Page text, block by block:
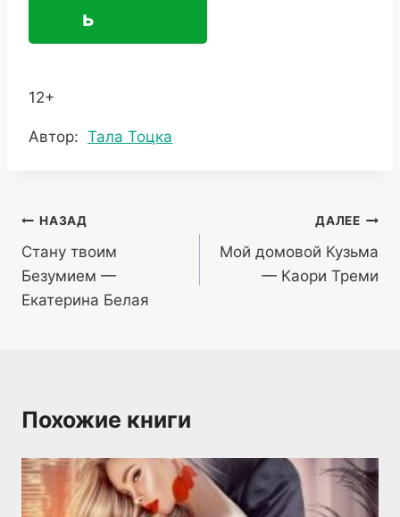
ь
12+
Метки
Автор: Тала Тоцка
Навигация
по
записям
НАЗАД
Стану твоим
Безумием —
Екатерина Белая
ДАЛЕЕ
Мой домовой Кузьма
— Каори Треми
Похожие книги